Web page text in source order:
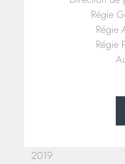
Régie
Régie
Régie
2019